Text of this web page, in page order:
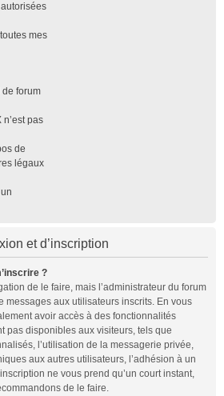
mes
forum
pas
de
légaux
et d’inscription
?
de le faire, mais l’administrateur du forum
messages aux utilisateurs inscrits. En vous
avoir accès à des fonctionnalités
pas disponibles aux visiteurs, tels que
l’utilisation de la messagerie privée,
aux autres utilisateurs, l’adhésion à un
ne vous prend qu’un court instant,
de le faire.